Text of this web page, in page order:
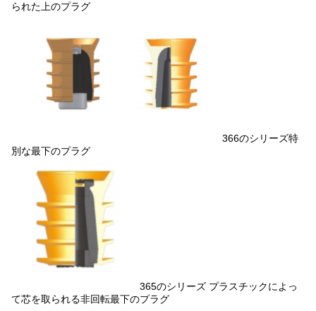
られた上のプラグ
366のシリーズ特
別な最下のプラグ
365のシリーズ プラスチックによっ
て芯を取られる非回転最下のプラグ